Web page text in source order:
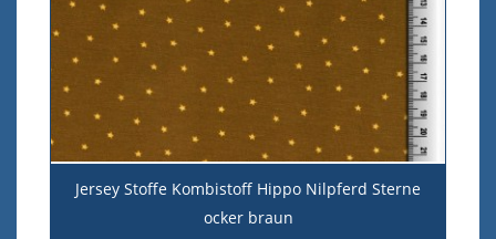
Jersey Stoffe Kombistoff Hippo Nilpferd Sterne
ocker braun